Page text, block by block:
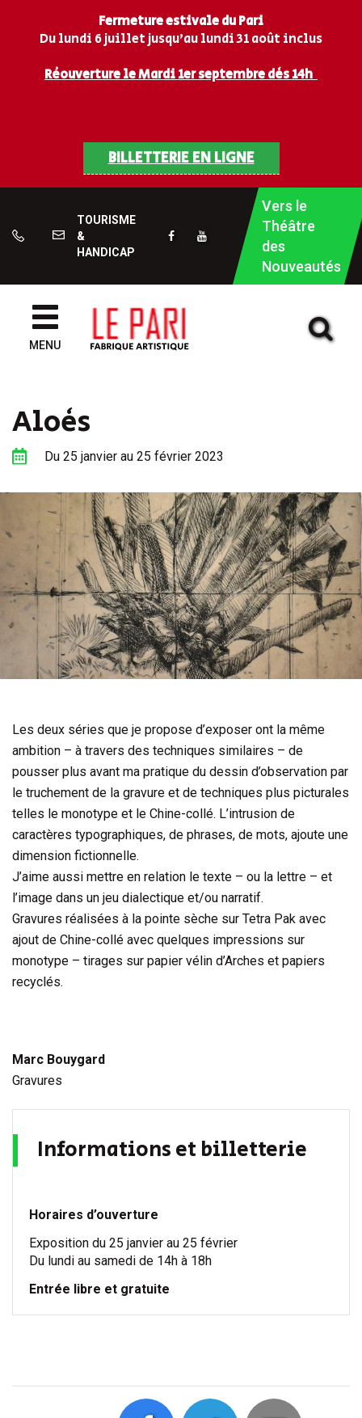
Fermeture estivale du Pari
Du lundi 6 juillet jusqu’au lundi 31 août inclus
Réouverture le Mardi 1er septembre dès 14h
BILLETTERIE EN LIGNE
05
51
TOURISME
&
HANDICAP
LIEN
LE
COMPTE
FACEBOOK
LIEN
LA
Vers le
Théâtre
des
Nouveautés
MENU
Aloès
Du 25 janvier au 25 février 2023
Les deux séries que je propose d’exposer ont la même
ambition – à travers des techniques similaires – de
pousser plus avant ma pratique du dessin d’observation par
le truchement de la gravure et de techniques plus picturales
telles le monotype et le Chine-collé. L’intrusion de
caractères typographiques, de phrases, de mots, ajoute une
dimension fictionnelle.
J’aime aussi mettre en relation le texte – ou la lettre – et
l’image dans un jeu dialectique et/ou narratif.
Gravures réalisées à la pointe sèche sur Tetra Pak avec
ajout de Chine-collé avec quelques impressions sur
monotype – tirages sur papier vélin d’Arches et papiers
recyclés.
Marc Bouygard
Gravures
Informations et billetterie
Horaires d’ouverture
Exposition du 25 janvier au 25 février
Du lundi au samedi de 14h à 18h
Entrée libre et gratuite